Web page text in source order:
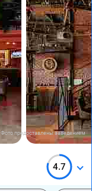
Фото предоставлены заведением
4.7